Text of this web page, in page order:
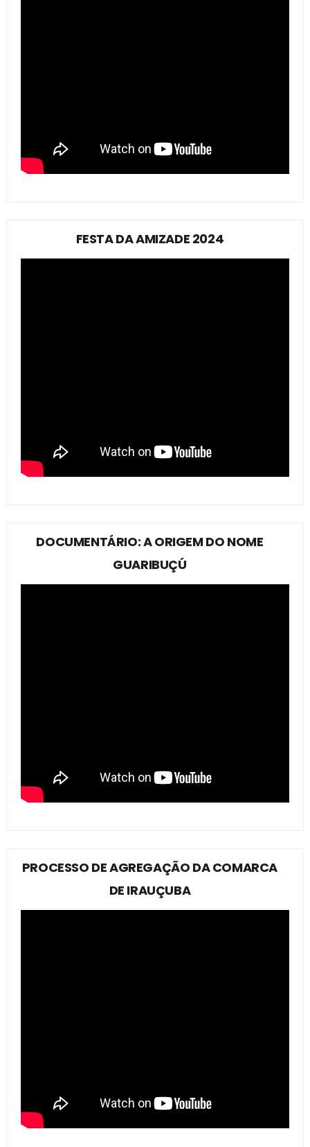
FESTA DA AMIZADE 2024
DOCUMENTÁRIO: A ORIGEM DO NOME
GUARIBUÇÚ
PROCESSO DE AGREGAÇÃO DA COMARCA
DE IRAUÇUBA